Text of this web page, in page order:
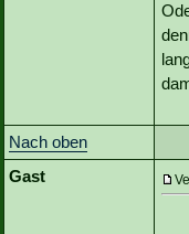
Nach oben
Gast